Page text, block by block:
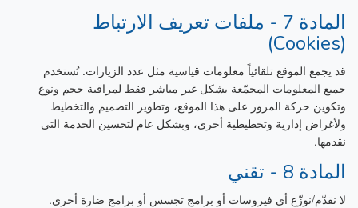
المادة 7 - ملفات تعريف الارتباط
(Cookies)
قد يجمع الموقع تلقائياً معلومات قياسية مثل عدد الزيارات. تُستخدم
جميع المعلومات المجمّعة بشكل غير مباشر فقط لمراقبة حجم ونوع
وتكوين حركة المرور على هذا الموقع، وتطوير التصميم والتخطيط
ولأغراض إدارية وتخطيطية أخرى، وبشكل عام لتحسين الخدمة التي
نقدمها.
المادة 8 - تقني
لا نقدّم/نوزّع أي فيروسات أو برامج تجسس أو برامج ضارة أخرى.